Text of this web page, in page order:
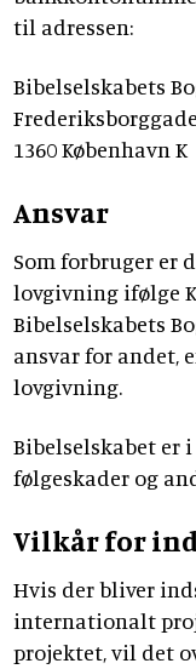
til adressen:
Bibelselskabets
1360 København K
Ansvar
Som forbruger er
lovgivning ifølge
Bibelselskabets
ansvar for andet,
lovgivning.
Bibelselskabet
følgeskader og
Vilkår for
Hvis der bliver
internationalt
projektet, vil det